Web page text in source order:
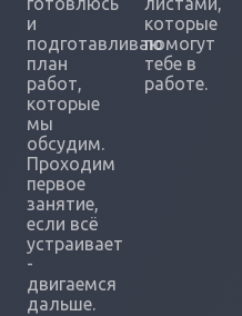
и
подготавливаю
план
работ,
которые
мы
обсудим.
Проходим
первое
занятие,
если всё
устраивает
-
двигаемся
дальше.
которые
помогут
тебе в
работе.